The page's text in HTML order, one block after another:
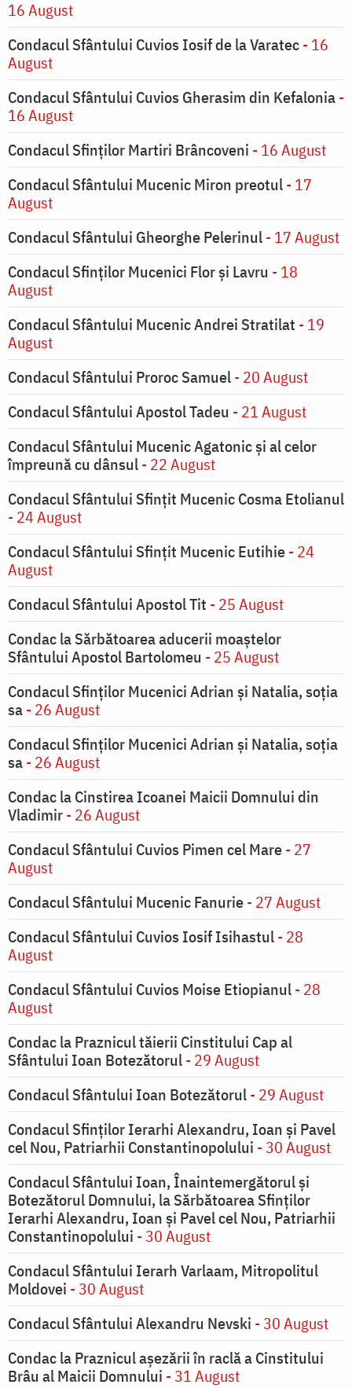
16 August
Condacul Sfântului Cuvios Iosif de la Varatec- 16
August
Condacul Sfântului Cuvios Gherasim din Kefalonia-
16 August
Condacul Sfinților Martiri Brâncoveni - 16 August
Condacul Sfântului Mucenic Miron preotul- 17
August
Condacul Sfântului Gheorghe Pelerinul- 17 August
Condacul Sfinţilor Mucenici Flor şi Lavru - 18
August
Condacul Sfântului Mucenic Andrei Stratilat - 19
August
Condacul Sfântului Proroc Samuel- 20 August
Condacul Sfântului Apostol Tadeu - 21 August
Condacul Sfântului Mucenic Agatonic şi al celor
împreună cu dânsul- 22 August
Condacul Sfântului Sfinţit Mucenic Cosma Etolianul
- 24 August
Condacul Sfântului Sfinţit Mucenic Eutihie- 24
August
Condacul Sfântului Apostol Tit - 25 August
Condac la Sărbătoarea aducerii moaştelor
Sfântului Apostol Bartolomeu - 25 August
Condacul Sfinţilor Mucenici Adrian şi Natalia, soţia
sa- 26 August
Condacul Sfinţilor Mucenici Adrian şi Natalia, soţia
sa- 26 August
Condac la Cinstirea Icoanei Maicii Domnului din
Vladimir- 26 August
Condacul Sfântului Cuvios Pimen cel Mare- 27
August
Condacul Sfântului Mucenic Fanurie- 27 August
Condacul Sfântului Cuvios Iosif Isihastul- 28
August
Condacul Sfântului Cuvios Moise Etiopianul- 28
August
Condac la Praznicul tăierii Cinstitului Cap al
Sfântului Ioan Botezătorul- 29 August
Condacul Sfântului Ioan Botezătorul- 29 August
Condacul Sfinţilor Ierarhi Alexandru, Ioan şi Pavel
cel Nou, Patriarhii Constantinopolului - 30 August
Condacul Sfântului Ioan, Înaintemergătorul şi
Botezătorul Domnului, la Sărbătoarea Sfinţilor
Ierarhi Alexandru, Ioan şi Pavel cel Nou, Patriarhii
Constantinopolului - 30 August
Condacul Sfântului Ierarh Varlaam, Mitropolitul
Moldovei - 30 August
Condacul Sfântului Alexandru Nevski - 30 August
Condac la Praznicul aşezării în raclă a Cinstitului
Brâu al Maicii Domnului - 31 August